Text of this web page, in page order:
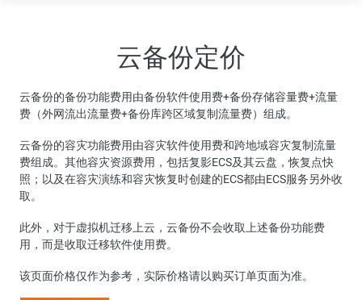
云备份定价
云备份的备份功能费用由备份软件使用费+备份存储容量费+流量
费（外网流出流量费+备份库跨区域复制流量费）组成。
云备份的容灾功能费用由容灾软件使用费和跨地域容灾复制流量
费组成。其他容灾资源费用，包括复影ECS及其云盘，恢复点快
照；以及在容灾演练和容灾恢复时创建的ECS都由ECS服务另外收
取。
此外，对于虚拟机迁移上云，云备份不会收取上述备份功能费
用，而是收取迁移软件使用费。
该页面价格仅作为参考，实际价格请以购买订单页面为准。